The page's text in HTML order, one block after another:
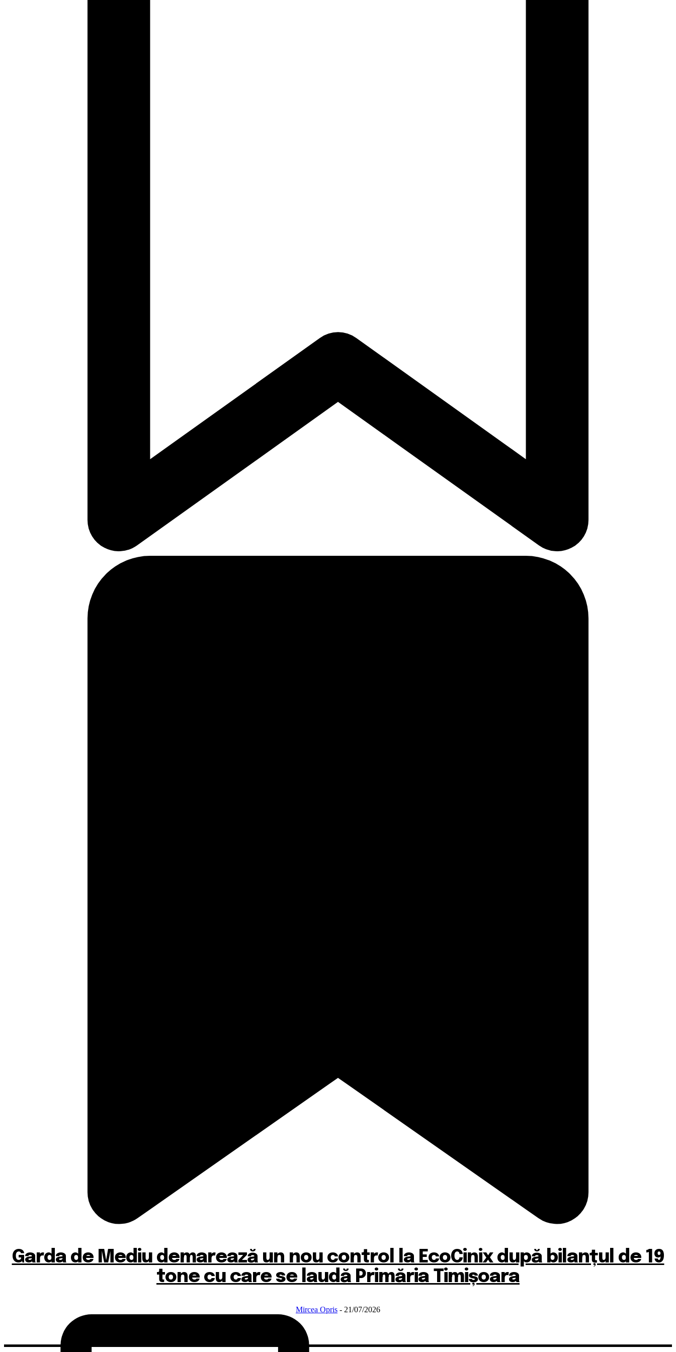
Garda de Mediu demarează un nou control la EcoCinix după bilanțul de 19
tone cu care se laudă Primăria Timișoara
Mircea Opris - 21/07/2026